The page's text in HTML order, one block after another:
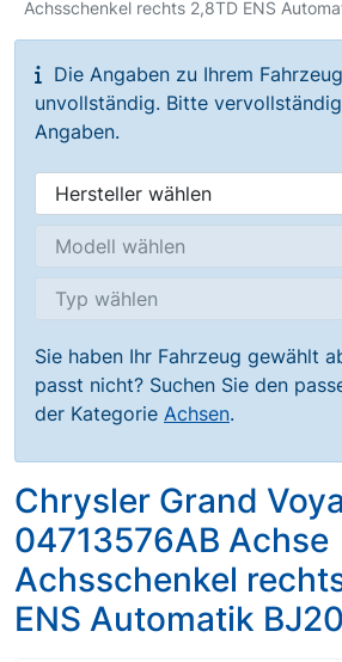
Achsschenkel rechts 2,8TD ENS
Die Angaben zu Ihrem
unvollständig. Bitte
Angaben.
Sie haben Ihr Fahrzeug gewählt
passt nicht? Suchen Sie den
der Kategorie Achsen.
Chrysler Grand
04713576AB Achse
Achsschenkel
ENS Automatik